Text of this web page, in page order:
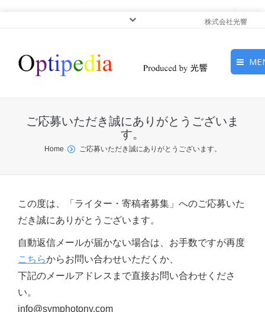
株式会社光響
ピックアップ
ン
ご応募いただき誠にありがとうございま
す。
You are here:
Home ご応募いただき誠にありがとうございます。
この度は、「ライター・寄稿者募集」へのご応募いた
だき誠にありがとうございます。
自動返信メールが届かない場合は、お手数ですが再度
こちらからお問い合わせいただくか、
下記のメールアドレスまで直接お問い合わせくださ
い。
info@symphotony.com